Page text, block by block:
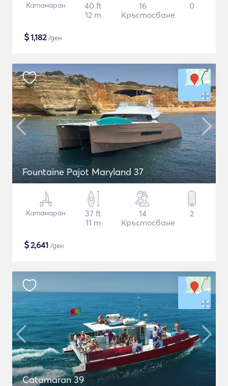
Катамаран
40 ft
12 m
16
Кръстосване
0
$1,182/ден
Fountaine Pajot Maryland 37
Катамаран
37 ft
11 m
14
Кръстосване
2
$2,641 /ден
Catamaran 39